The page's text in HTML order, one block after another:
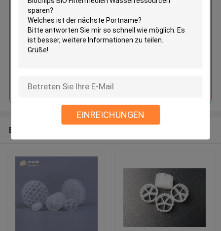
EINREICHUNGEN
Aquaponik Mbbr Biochips BIO
Filtermedien Wasserressourcen
sparen
Empfohlene Produkte